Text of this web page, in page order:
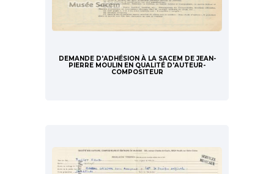
DEMANDE D'ADHÉSION À LA SACEM DE JEAN-
PIERRE MOULIN EN QUALITÉ D'AUTEUR-
COMPOSITEUR